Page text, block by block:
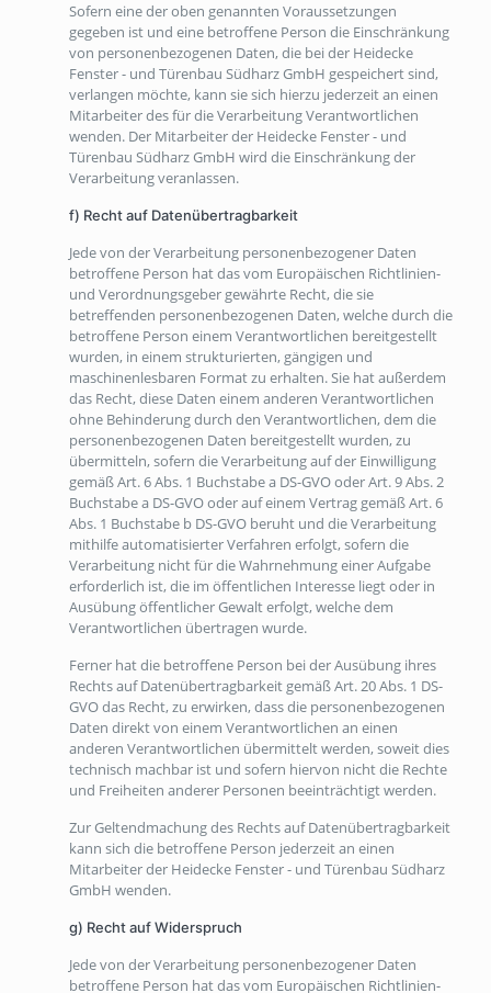
Sofern eine der oben genannten Voraussetzungen
gegeben ist und eine betroffene Person die Einschränkung
von personenbezogenen Daten, die bei der Heidecke
Fenster - und Türenbau Südharz GmbH gespeichert sind,
verlangen möchte, kann sie sich hierzu jederzeit an einen
Mitarbeiter des für die Verarbeitung Verantwortlichen
wenden. Der Mitarbeiter der Heidecke Fenster - und
Türenbau Südharz GmbH wird die Einschränkung der
Verarbeitung veranlassen.
f) Recht auf Datenübertragbarkeit
Jede von der Verarbeitung personenbezogener Daten
betroffene Person hat das vom Europäischen Richtlinien-
und Verordnungsgeber gewährte Recht, die sie
betreffenden personenbezogenen Daten, welche durch die
betroffene Person einem Verantwortlichen bereitgestellt
wurden, in einem strukturierten, gängigen und
maschinenlesbaren Format zu erhalten. Sie hat außerdem
das Recht, diese Daten einem anderen Verantwortlichen
ohne Behinderung durch den Verantwortlichen, dem die
personenbezogenen Daten bereitgestellt wurden, zu
übermitteln, sofern die Verarbeitung auf der Einwilligung
gemäß Art. 6 Abs. 1 Buchstabe a DS-GVO oder Art. 9 Abs. 2
Buchstabe a DS-GVO oder auf einem Vertrag gemäß Art. 6
Abs. 1 Buchstabe b DS-GVO beruht und die Verarbeitung
mithilfe automatisierter Verfahren erfolgt, sofern die
Verarbeitung nicht für die Wahrnehmung einer Aufgabe
erforderlich ist, die im öffentlichen Interesse liegt oder in
Ausübung öffentlicher Gewalt erfolgt, welche dem
Verantwortlichen übertragen wurde.
Ferner hat die betroffene Person bei der Ausübung ihres
Rechts auf Datenübertragbarkeit gemäß Art. 20 Abs. 1 DS-
GVO das Recht, zu erwirken, dass die personenbezogenen
Daten direkt von einem Verantwortlichen an einen
anderen Verantwortlichen übermittelt werden, soweit dies
technisch machbar ist und sofern hiervon nicht die Rechte
und Freiheiten anderer Personen beeinträchtigt werden.
Zur Geltendmachung des Rechts auf Datenübertragbarkeit
kann sich die betroffene Person jederzeit an einen
Mitarbeiter der Heidecke Fenster - und Türenbau Südharz
GmbH wenden.
g) Recht auf Widerspruch
Jede von der Verarbeitung personenbezogener Daten
betroffene Person hat das vom Europäischen Richtlinien-